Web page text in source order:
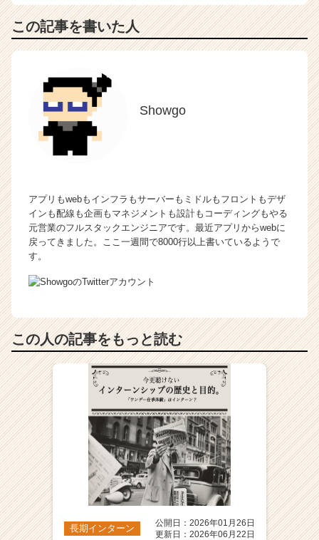
この記事を書いた人
Showgo
アプリもwebもインフラもサーバーもミドルもフロントもデザ
インも配線も企画もマネジメントも設計もコーディングもやる
元営業のフルスタックエンジニアです。最近アプリからwebに
戻ってきました。ここ一週間で8000行以上書いているようで
す。
この人の記事をもっと読む
長期インターン
公開日：2026年01月26日
更新日：2026年06月22日